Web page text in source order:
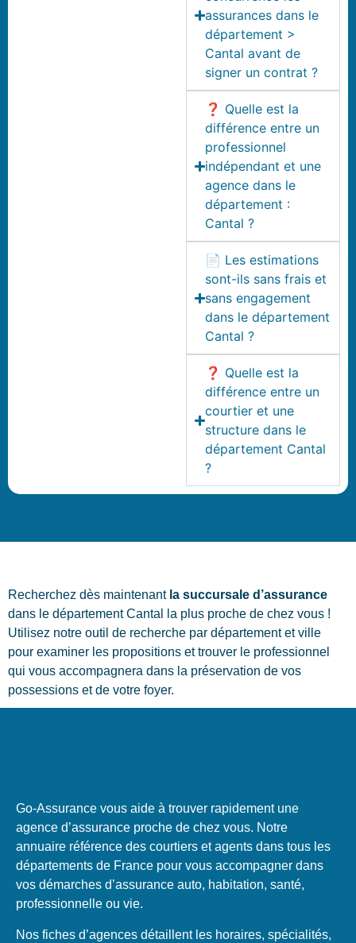
assurances dans le
département >
Cantal avant de
signer un contrat ?
❓ Quelle est la
différence entre un
professionnel
indépendant et une
agence dans le
département :
Cantal ?
📄 Les estimations
sont-ils sans frais et
sans engagement
dans le département
Cantal ?
❓ Quelle est la
différence entre un
courtier et une
structure dans le
département Cantal
?
Recherchez dès maintenant la succursale d’assurance
dans le département Cantal la plus proche de chez vous !
Utilisez notre outil de recherche par département et ville
pour examiner les propositions et trouver le professionnel
qui vous accompagnera dans la préservation de vos
possessions et de votre foyer.
Go-Assurance vous aide à trouver rapidement une
agence d’assurance proche de chez vous. Notre
annuaire référence des courtiers et agents dans tous les
départements de France pour vous accompagner dans
vos démarches d’assurance auto, habitation, santé,
professionnelle ou vie.
Nos fiches d’agences détaillent les horaires, spécialités,